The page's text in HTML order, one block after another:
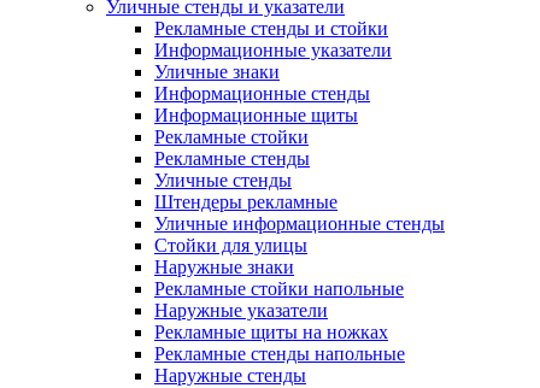
Уличные стенды и указатели
Рекламные стенды и стойки
Информационные указатели
Уличные знаки
Информационные стенды
Информационные щиты
Рекламные стойки
Рекламные стенды
Уличные стенды
Штендеры рекламные
Уличные информационные стенды
Стойки для улицы
Наружные знаки
Рекламные стойки напольные
Наружные указатели
Рекламные щиты на ножках
Рекламные стенды напольные
Наружные стенды